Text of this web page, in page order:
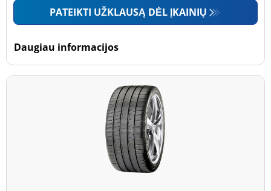
PATEIKTI UŽKLAUSĄ DĖL ĮKAINIŲ
Daugiau informacijos